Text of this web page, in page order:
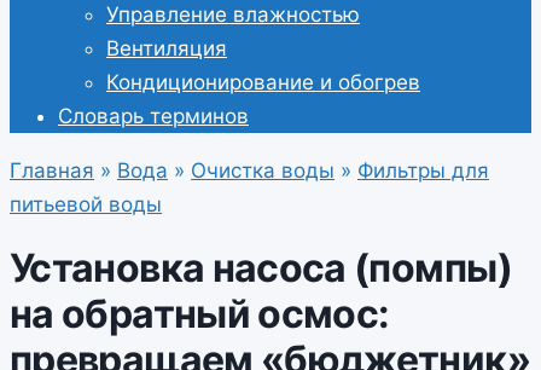
Управление влажностью
Вентиляция
Кондиционирование и обогрев
Словарь терминов
Главная » Вода » Очистка воды » Фильтры для
питьевой воды
Установка насоса (помпы)
на обратный осмос:
превращаем «бюджетник»